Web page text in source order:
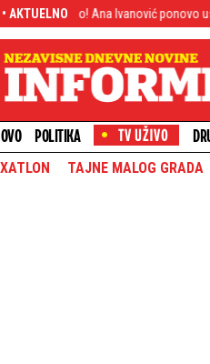
• AKTUELNO
Ana Ivanović ponovo usijala
POLITIKA
TAJNE MALOG GRADA